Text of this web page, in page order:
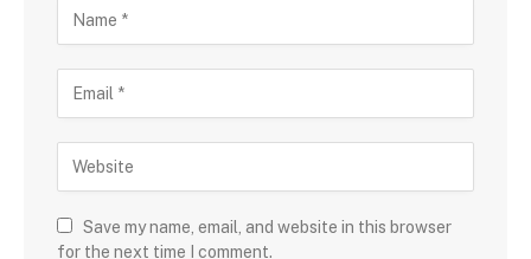
Save my name, email, and website in this browser
for the next time I comment.